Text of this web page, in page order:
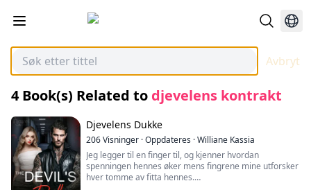
Avbryt
4Book(s) Related to djevelens kontrakt
Djevelens Dukke
206Visninger ·Oppdateres ·Williane Kassia
Jeg legger til en finger til, og kjenner hvordan
spenningen hennes øker mens fingrene mine utforsker
hver tomme av fitta hennes.